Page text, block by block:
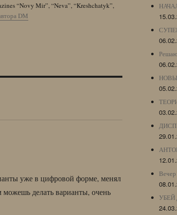
“Novy Mir”, “Neva”, “Kreshchatyk”,
DM
уже в цифровой форме, менял
делать варианты, очень